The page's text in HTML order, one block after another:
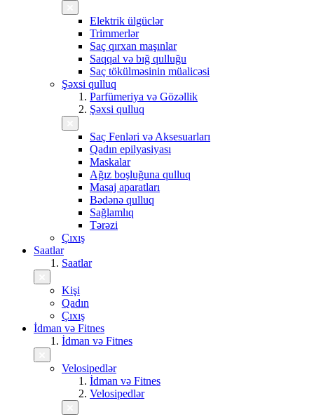
Elektrik ülgüclər
Trimmerlər
Saç qırxan maşınlar
Saqqal və bığ qulluğu
Saç tökülməsinin müalicəsi
Şəxsi qulluq
Parfümeriya və Gözəllik
Şəxsi qulluq
Saç Fenləri və Aksesuarları
Qadın epilyasiyası
Maskalar
Ağız boşluğuna qulluq
Masaj aparatları
Bədənə qulluq
Sağlamlıq
Tərəzi
Çıxış
Saatlar
Saatlar
Kişi
Qadın
Çıxış
İdman və Fitnes
İdman və Fitnes
Velosipedlər
İdman və Fitnes
Velosipedlər